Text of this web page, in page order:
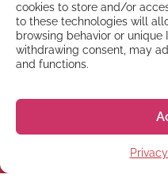
cookies to store and/or
to these technologies will
browsing behavior or unique
withdrawing consent, may
and functions.